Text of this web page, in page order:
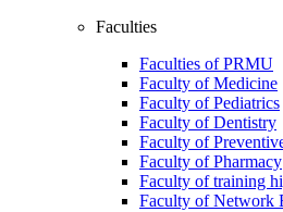
Faculties
Faculties of PRMU
Faculty of Medicine
Faculty of Pediatrics
Faculty of Dentistry
Faculty of
Faculty of Pharmacy
Faculty of training
Faculty of Network